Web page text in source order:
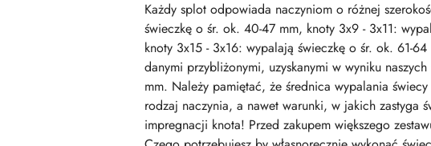
Każdy splot odpowiada naczyniom o różnej
świeczkę o śr. ok. 40-47 mm, knoty 3x9 - 3x11:
knoty 3x15 - 3x16: wypalają świeczkę o śr. ok. 61-
danymi przybliżonymi, uzyskanymi w wyniku
mm. Należy pamiętać, że średnica wypalania
rodzaj naczynia, a nawet warunki, w jakich zastyga
impregnacji knota! Przed zakupem większego